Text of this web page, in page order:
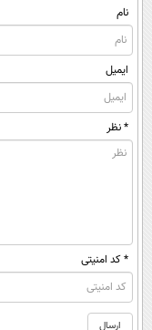
نام
ایمیل
* نظر
* کد امنیتی